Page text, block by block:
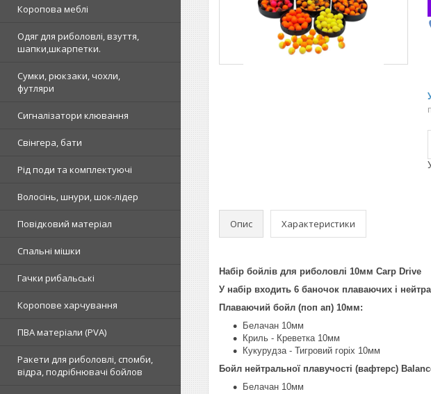
Коропова меблі
Одяг для риболовлі, взуття,
шапки,шкарпетки.
Сумки, рюкзаки, чохли,
футляри
Сигналізатори клювання
Свінгера, бати
Рід поди та комплектуючі
Волосінь, шнури, шок-лідер
Повідковий матеріал
Спальні мішки
Гачки рибальські
Коропове харчування
ПВА матеріали (PVA)
Ракети для риболовлі, спомби,
відра, подрібнювачі бойлов
Опис Характеристики
Набір бойлів для риболовлі 10мм Carp Drive
У набір входить 6 баночок плаваючих і
Плаваючий бойл (поп ап) 10мм:
Белачан 10мм
Криль - Креветка 10мм
Кукурудза - Тигровий горіх 10мм
Бойл нейтральної плавучості (вафтерс)
Белачан 10мм